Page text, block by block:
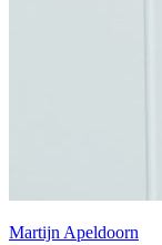
Martijn Apeldoorn